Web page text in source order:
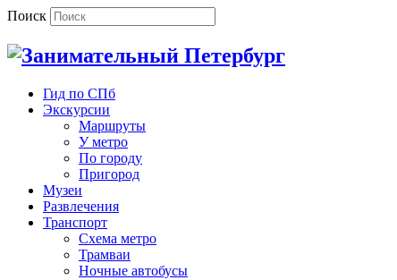
Поиск
Гид по СПб
Экскурсии
Маршруты
У метро
По городу
Пригород
Музеи
Развлечения
Транспорт
Схема метро
Трамваи
Ночные автобусы